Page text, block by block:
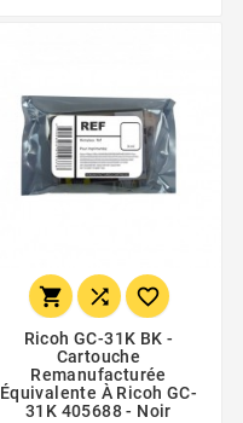
  
Ricoh GC-31K BK -
Cartouche
Remanufacturée
Équivalente À Ricoh GC-
31K 405688 - Noir